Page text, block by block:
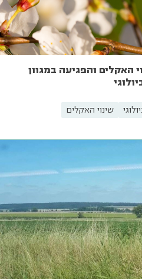
האקלים והפגיעה במגוון
שינוי האקלים